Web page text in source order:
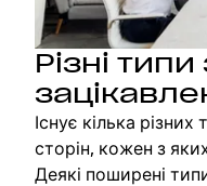
Різні
Існує кілька різних
сторін, кожен з
Деякі поширені